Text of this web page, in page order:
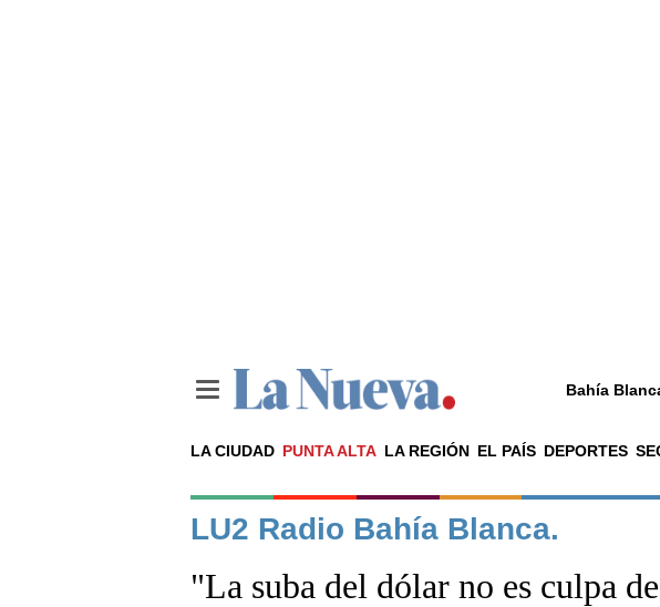
Bahía
LA CIUDAD PUNTA ALTA LA REGIÓN EL PAÍS DEPORTES
Noticias
La ciudad
Punta Alta
El país
LU2 Radio Bahía Blanca.
"La suba del dólar no es culpa